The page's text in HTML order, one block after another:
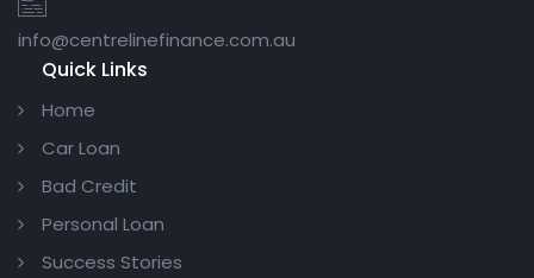
info@centrelinefinance.com.au
Quick Links
Home
Car Loan
Bad Credit
Personal Loan
Success Stories